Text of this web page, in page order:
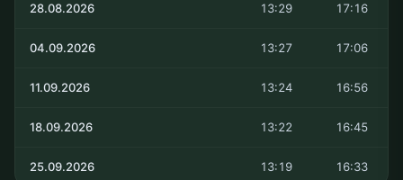
28.08.2026 13:29 17:16
04.09.2026 13:27 17:06
11.09.2026 13:24 16:56
18.09.2026 13:22 16:45
25.09.2026 13:19 16:33